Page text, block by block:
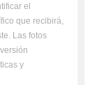
el
que recibirá,
Las fotos
y